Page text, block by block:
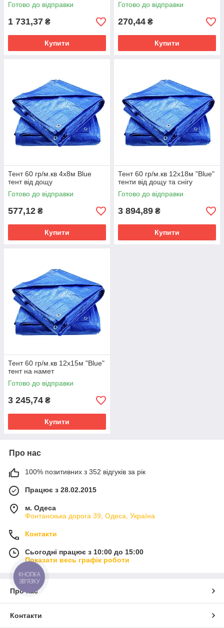
Готово до відправки
1 731,37 ₴
Купити
Готово до відправки
270,44 ₴
Купити
Тент 60 гр/м.кв 4х8м Blue
тент від дощу
Готово до відправки
577,12 ₴
Купити
Тент 60 гр/м.кв 12х18м "Blue"
тенти від дощу та снігу
Готово до відправки
3 894,89 ₴
Купити
Тент 60 гр/м.кв 12х15м "Blue"
тент на намет
Готово до відправки
3 245,74 ₴
Купити
Про нас
100% позитивних з 352 відгуків за рік
Працює з 28.02.2015
м. Одеса
Фонтанскька дорога 39, Одеса, Україна
Контакти
Сьогодні працює з 10:00 до 15:00
Показати весь графік роботи
Про нас
Контакти
КНОПКА
ЗВ'ЯЗКУ